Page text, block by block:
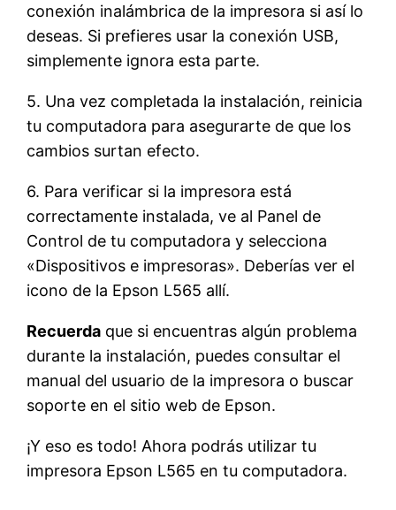
conexión inalámbrica de la impresora si así lo
deseas. Si prefieres usar la conexión USB,
simplemente ignora esta parte.
5. Una vez completada la instalación, reinicia
tu computadora para asegurarte de que los
cambios surtan efecto.
6. Para verificar si la impresora está
correctamente instalada, ve al Panel de
Control de tu computadora y selecciona
«Dispositivos e impresoras». Deberías ver el
icono de la Epson L565 allí.
Recuerda que si encuentras algún problema
durante la instalación, puedes consultar el
manual del usuario de la impresora o buscar
soporte en el sitio web de Epson.
¡Y eso es todo! Ahora podrás utilizar tu
impresora Epson L565 en tu computadora.